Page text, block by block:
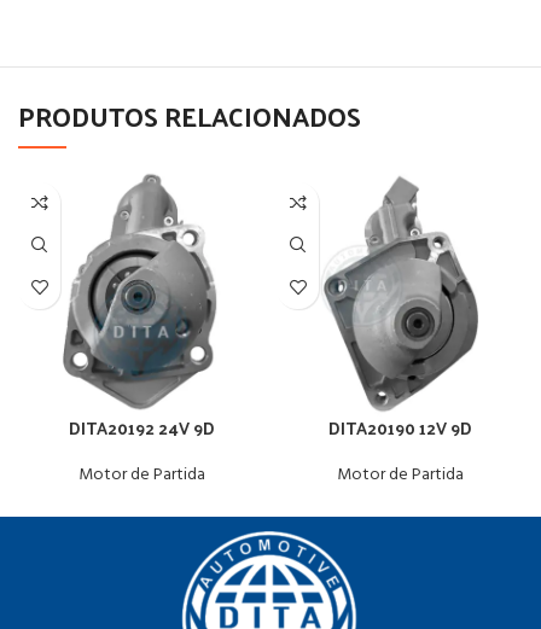
PRODUTOS RELACIONADOS
DITA20192 24V 9D
Motor de Partida
DITA20190 12V 9D
Motor de Partida